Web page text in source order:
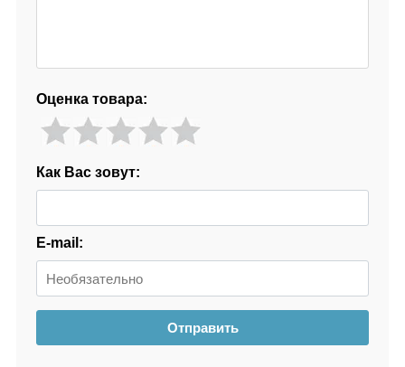
Оценка товара:
Как Вас зовут:
E-mail:
Отправить